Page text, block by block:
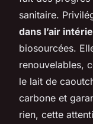
sanitaire.
dans l’air
biosourcées.
renouvelables,
le lait de
carbone et
rien, cette